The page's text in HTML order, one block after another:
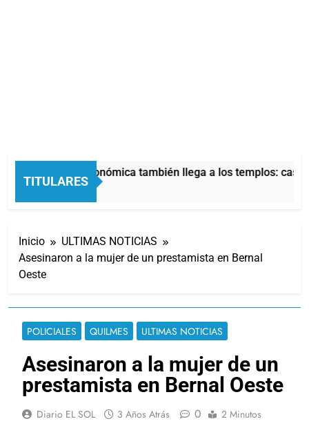
TITULARES
La crisis económica también llega a los templos: casi
12 Horas Atrás
Inicio
ULTIMAS NOTICIAS
Asesinaron a la mujer de un prestamista en Bernal
Oeste
POLICIALES QUILMES ULTIMAS NOTICIAS
Asesinaron a la mujer de un
prestamista en Bernal Oeste
Diario EL SOL 3 Años Atrás 0 2 Minutos